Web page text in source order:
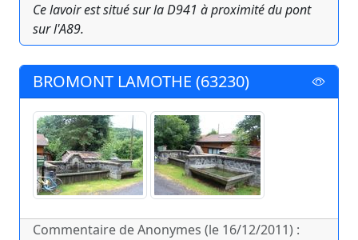
Ce lavoir est situé sur la D941 à proximité du pont
sur l'A89.
BROMONT LAMOTHE (63230)
Commentaire de Anonymes (le 16/12/2011) :